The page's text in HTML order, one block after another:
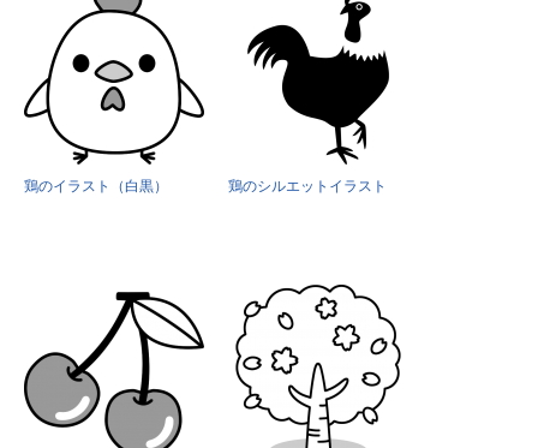
鶏のイラスト（白黒） 鶏のシルエットイラスト